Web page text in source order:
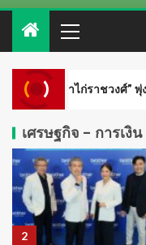
ะยานสู่น่านฟ้า
เศรษฐกิจ - การเงิน
2